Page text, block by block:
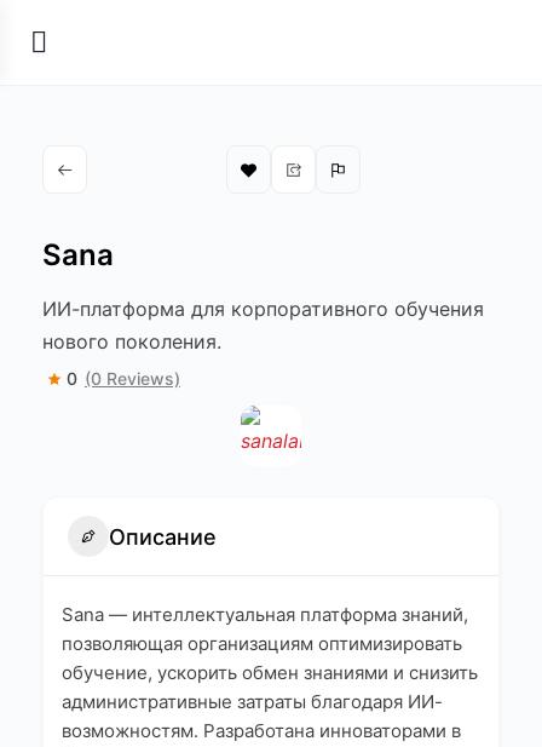
Sana
ИИ-платформа для корпоративного обучения
нового поколения.
0 (0 Reviews)
Описание
Sana — интеллектуальная платформа знаний,
позволяющая организациям оптимизировать
обучение, ускорить обмен знаниями и снизить
административные затраты благодаря ИИ-
возможностям. Разработана инноваторами в